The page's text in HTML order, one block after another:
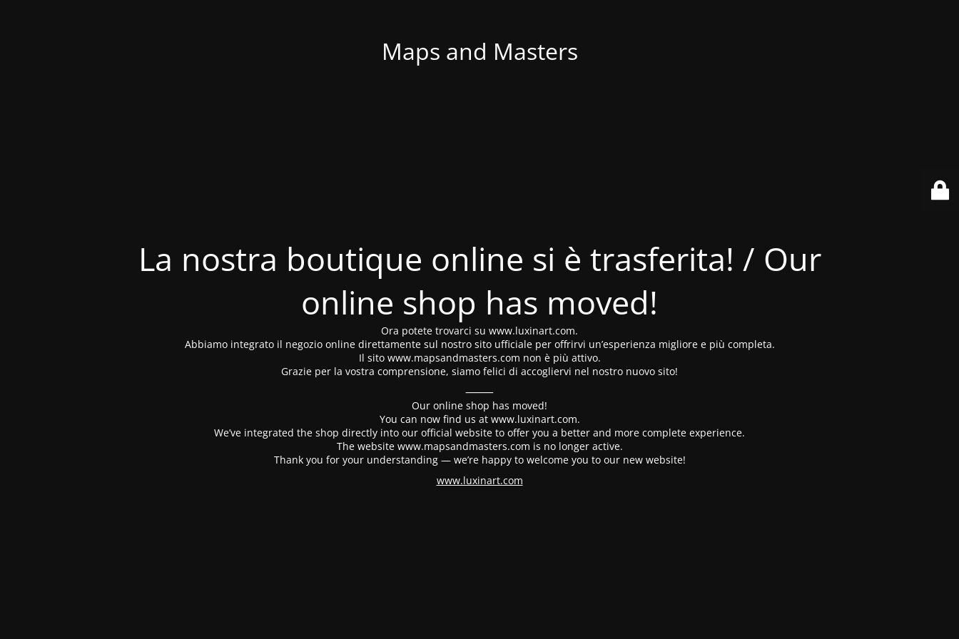
Maps and Masters
La nostra boutique online si è trasferita! / Our
online shop has moved!
Ora potete trovarci su www.luxinart.com.
Abbiamo integrato il negozio online direttamente sul nostro sito ufficiale per offrirvi un’esperienza migliore e più completa.
Il sito www.mapsandmasters.com non è più attivo.
Grazie per la vostra comprensione, siamo felici di accogliervi nel nostro nuovo sito!
⸻
Our online shop has moved!
You can now find us at www.luxinart.com.
We’ve integrated the shop directly into our official website to offer you a better and more complete experience.
The website www.mapsandmasters.com is no longer active.
Thank you for your understanding — we’re happy to welcome you to our new website!
www.luxinart.com